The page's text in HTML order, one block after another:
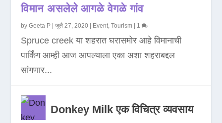
विमान असलेले आगळे वेगळे गांव
byGeeta P |जुलै 27, 2020 Event,Tourism 1
Spruce creek या शहरात घरासमोर आहे विमानाची
पार्किंग आम्ही आज आपल्याला एका अशा शहराबद्दल
सांगणार...
Donkey Milk एक विचित्र व्यवसाय